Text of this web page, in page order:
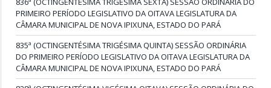
PRIMEIRO PERÍODO LEGISLATIVO DA OITAVA LEGISLATURA DA
CÂMARA MUNICIPAL DE NOVA IPIXUNA, ESTADO DO PARÁ
835ª (OCTINGENTÉSIMA TRIGÉSIMA QUINTA) SESSÃO ORDINÁRIA
DO PRIMEIRO PERÍODO LEGISLATIVO DA OITAVA LEGISLATURA DA
CÂMARA MUNICIPAL DE NOVA IPIXUNA, ESTADO DO PARÁ